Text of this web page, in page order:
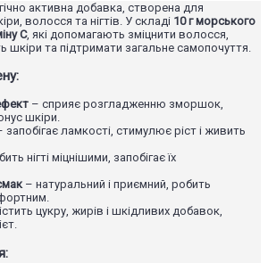
активна добавка, створена для
волосся та нігтів. У складі 10 г морського
С, які допомагають зміцнити волосся,
шкіри та підтримати загальне самопочуття.
– сприяє розгладженню зморшок,
шкіри.
запобігає ламкості, стимулює ріст і живить
нігті міцнішими, запобігає їх
– натуральний і приємний, робить
цукру, жирів і шкідливих добавок,